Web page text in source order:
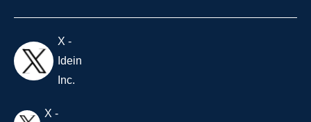
X -
Idein
Inc.
X -